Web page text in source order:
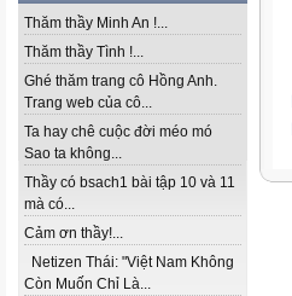
Thăm thầy Minh An !...
Thăm thầy Tình !...
Ghé thăm trang cô Hồng Anh.
Trang web của cô...
Ta hay chê cuộc đời méo mó
Sao ta không...
Thầy có bsach1 bài tập 10 và 11
mà có...
Cảm ơn thầy!...
Netizen Thái: "Việt Nam Không
Còn Muốn Chỉ Là...